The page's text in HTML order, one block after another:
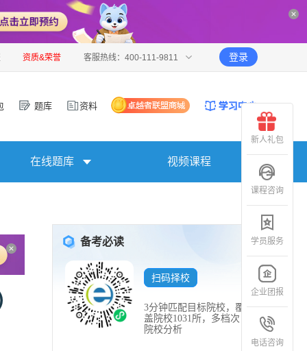
资质&荣誉 客服热线：400-111-9811 登录
题库 资料
在线题库 视频课程
备考必读
扫码择校
3分钟匹配目标院校，覆
盖院校1031所，多档次
院校分析
新人礼包
课程咨询
学员服务
企业团报
电话咨询